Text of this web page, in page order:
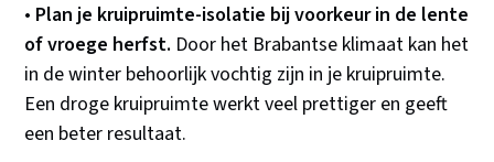
• Plan je kruipruimte-isolatie bij voorkeur in de lente
of vroege herfst. Door het Brabantse klimaat kan het
in de winter behoorlijk vochtig zijn in je kruipruimte.
Een droge kruipruimte werkt veel prettiger en geeft
een beter resultaat.